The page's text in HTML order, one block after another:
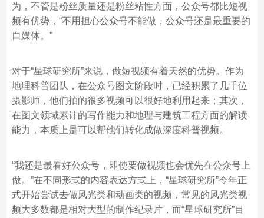
为，不管是粉丝质量还是粉丝粘性方面，公众号都比短视
频有优势，“不用担心公众号不能做，公众号还是最重要的
自媒体。”
对于“星球研究所”来说，做短视频有着天然的优势。作为
地理科普团队，在公众号图文阶段时，已经积累了几千位
摄影师，他们拍的很多视频可以很好地利用起来；其次，
在图文领域累计的写作能力和地理与建筑工程方面的解读
能力，本质上是可以帮他们转化成做深度科普视频。
“我还是最看好公众号，即使要做视频也会优先在公众号上
做。”在不同形式的内容表达方式上，“星球研究所”今年正
式开始尝试去做风光类和动画类的视频，常见的风光类视
频大多数都是相对大型的制作纪录片，而“星球研究所”目